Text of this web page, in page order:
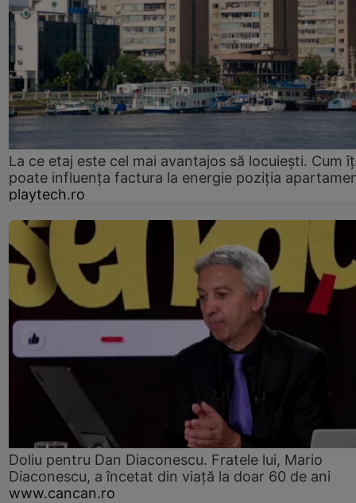
La ce etaj este cel mai avantajos să locuiești. Cum
poate influența factura la energie poziția
playtech.ro
Doliu pentru Dan Diaconescu. Fratele lui, Mario
Diaconescu, a încetat din viață la doar 60 de ani
www.cancan.ro